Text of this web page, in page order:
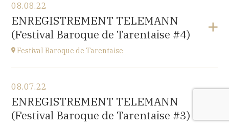
Savoie
at21H00
08.08.22
ENREGISTREMENT TELEMANN
(Festival Baroque de Tarentaise #4)
Festival Baroque de Tarentaise
Savoie
at10H
08.07.22
ENREGISTREMENT TELEMANN
(Festival Baroque de Tarentaise #3)